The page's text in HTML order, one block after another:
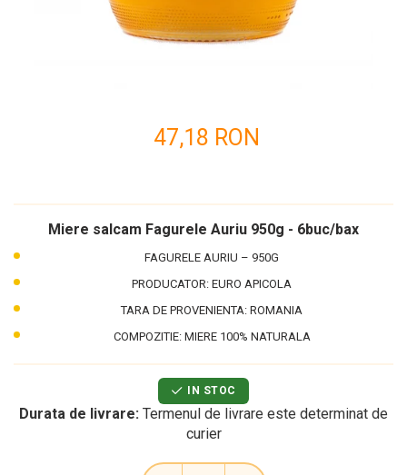
47,18 RON
Miere salcam Fagurele Auriu 950g - 6buc/bax
FAGURELE AURIU – 950G
PRODUCATOR: EURO APICOLA
TARA DE PROVENIENTA: ROMANIA
COMPOZITIE: MIERE 100% NATURALA
IN STOC
Durata de livrare: Termenul de livrare este determinat de
curier